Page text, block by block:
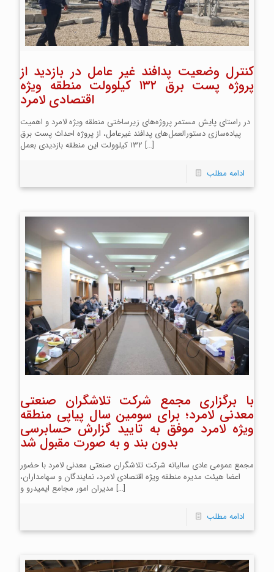
کنترل وضعیت پدافند غیر عامل در بازدید از
پروژه پست برق ۱۳۲ کیلوولت منطقه ویژه
اقتصادی لامرد
در راستای پایش مستمر پروژه‌های زیرساختی منطقه ویژه لامرد و اهمیت
پیاده‌سازی دستورالعمل‌های پدافند غیرعامل، از پروژه احداث پست برق
۱۳۲ کیلوولت این منطقه بازدیدی بعمل […]
ادامه مطلب
با برگزاری مجمع شرکت تلاشگران صنعتی
معدنی لامرد؛ برای سومین سال پیاپی منطقه
ویژه لامرد موفق به تایید گزارش حسابرسی
بدون بند و به صورت مقبول شد
مجمع عمومی عادی سالیانه شرکت تلاشگران صنعتی معدنی لامرد با حضور
اعضا هیئت مدیره منطقه ویژه اقتصادی لامرد، نمایندگان و سهامداران،
مدیران امور مجامع ایمیدرو و […]
ادامه مطلب